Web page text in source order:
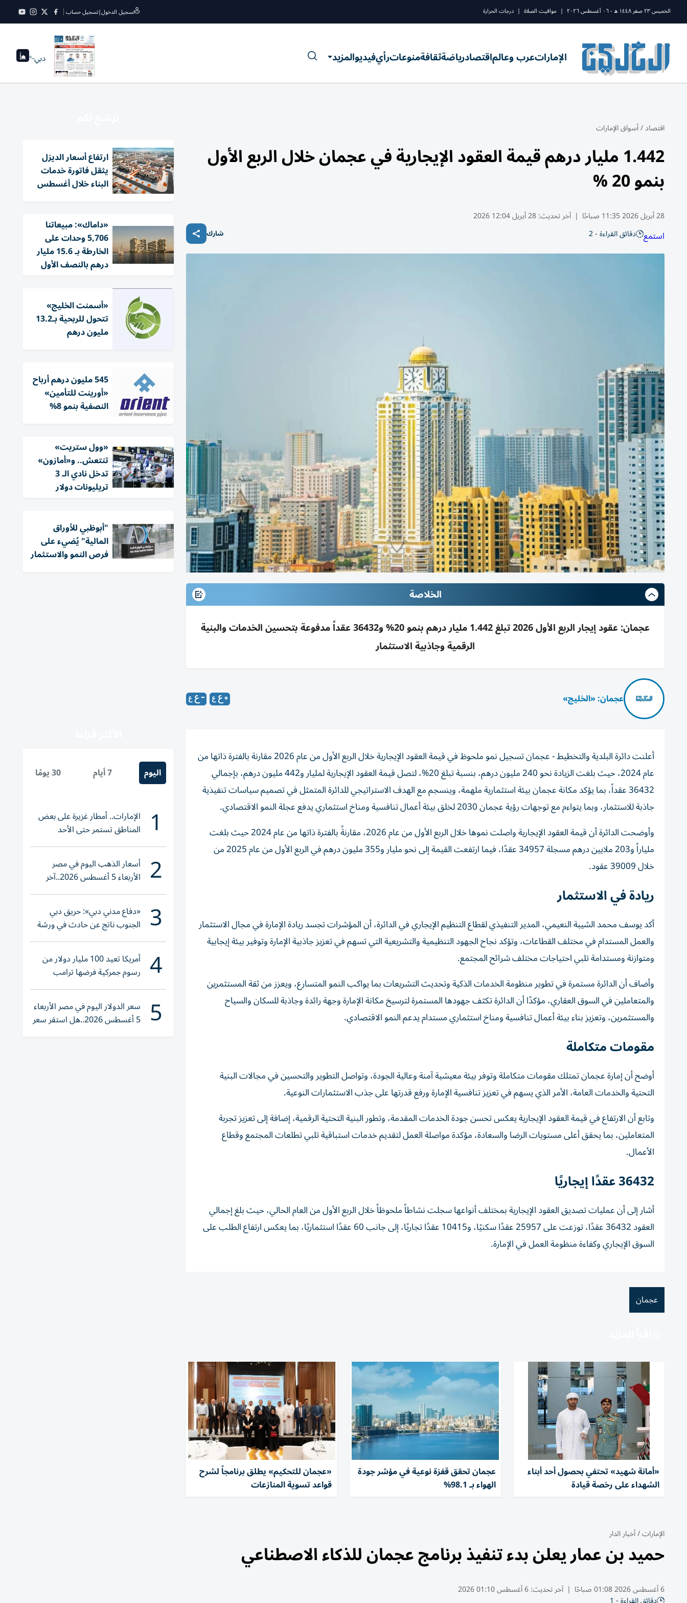
الخميس ٢٣ صفر ١٤٤٨ ه - ٠٦ أغسطس ٢٠٢٦ | مواقيت الصلاة | درجات الحرارة تسجيل الدخول|تسجيل حساب
الإماراتعرب وعالماقتصادرياضةثقافةمنوعاترأيفيديوالمزيد دبي--°
اقتصاد/أسواق الإمارات
1.442 مليار درهم قيمة العقود الإيجارية في عجمان خلال الربع الأول
بنمو 20 %
28 أبريل 2026 11:35 صباحًا | آخر تحديث:28 أبريل 12:04 2026
استمع دقائق القراءة - 2 شارك
الخلاصة
عجمان: عقود إيجار الربع الأول 2026 تبلغ 1.442 مليار درهم بنمو 20% و36432 عقداً مدفوعة بتحسين الخدمات والبنية
الرقمية وجاذبية الاستثمار
عجمان: «الخليج»
أعلنت دائرة البلدية والتخطيط - عجمان تسجيل نمو ملحوظ في قيمة العقود الإيجارية خلال الربع الأول من عام 2026 مقارنة بالفترة ذاتها من
عام 2024، حيث بلغت الزيادة نحو 240 مليون درهم، بنسبة تبلغ 20%، لتصل قيمة العقود الإيجارية لمليار و442 مليون درهم، بإجمالي
36432 عقداً، بما يؤكد مكانة عجمان بيئة استثمارية ملهمة، وينسجم مع الهدف الاستراتيجي للدائرة المتمثل في تصميم سياسات تنفيذية
جاذبة للاستثمار، وبما يتواءم مع توجهات رؤية عجمان 2030 لخلق بيئة أعمال تنافسية ومناخ استثماري يدفع عجلة النمو الاقتصادي.
وأوضحت الدائرة أن قيمة العقود الإيجارية واصلت نموها خلال الربع الأول من عام 2026، مقارنةً بالفترة ذاتها من عام 2024 حيث بلغت
ملياراً و203 ملايين درهم مسجلة 34957 عقدًا، فيما ارتفعت القيمة إلى نحو مليار و355 مليون درهم في الربع الأول من عام 2025 من
خلال 39009 عقود.
ريادة في الاستثمار
أكد يوسف محمد الشيبة النعيمي، المدير التنفيذي لقطاع التنظيم الإيجاري في الدائرة، أن المؤشرات تجسد ريادة الإمارة في مجال الاستثمار
والعمل المستدام في مختلف القطاعات، وتؤكد نجاح الجهود التنظيمية والتشريعية التي تسهم في تعزيز جاذبية الإمارة وتوفير بيئة إيجابية
ومتوازنة ومستدامة تلبي احتياجات مختلف شرائح المجتمع.
وأضاف أن الدائرة مستمرة في تطوير منظومة الخدمات الذكية وتحديث التشريعات بما يواكب النمو المتسارع، ويعزز من ثقة المستثمرين
والمتعاملين في السوق العقاري، مؤكدًا أن الدائرة تكثف جهودها المستمرة لترسيخ مكانة الإمارة وجهة رائدة وجاذبة للسكان والسياح
والمستثمرين، وتعزيز بناء بيئة أعمال تنافسية ومناخ استثماري مستدام يدعم النمو الاقتصادي.
مقومات متكاملة
أوضح أن إمارة عجمان تمتلك مقومات متكاملة وتوفر بيئة معيشية آمنة وعالية الجودة، وتواصل التطوير والتحسين في مجالات البنية
التحتية والخدمات العامة، الأمر الذي يسهم في تعزيز تنافسية الإمارة ورفع قدرتها على جذب الاستثمارات النوعية.
وتابع أن الارتفاع في قيمة العقود الإيجارية يعكس تحسن جودة الخدمات المقدمة، وتطور البنية التحتية الرقمية، إضافة إلى تعزيز تجربة
المتعاملين، بما يحقق أعلى مستويات الرضا والسعادة، مؤكدة مواصلة العمل لتقديم خدمات استباقية تلبي تطلعات المجتمع وقطاع
الأعمال.
36432 عقدًا إيجاريًا
أشار إلى أن عمليات تصديق العقود الإيجارية بمختلف أنواعها سجلت نشاطاً ملحوظاً خلال الربع الأول من العام الحالي، حيث بلغ إجمالي
العقود 36432 عقدًا، توزعت على 25957 عقدًا سكنيًا، و10415 عقدًا تجاريًا، إلى جانب 60 عقدًا استثماريًا، بما يعكس ارتفاع الطلب على
السوق الإيجاري وكفاءة منظومة العمل في الإمارة.
عجمان
«أمانة شهيد» تحتفي بحصول أحد أبناء
الشهداء على رخصة قيادة
عجمان تحقق قفزة نوعية في مؤشر جودة
الهواء بـ 98.1%
«عجمان للتحكيم» يطلق برنامجاً لشرح
قواعد تسوية المنازعات
الإمارات/أخبار الدار
حميد بن عمار يعلن بدء تنفيذ برنامج عجمان للذكاء الاصطناعي
6 أغسطس 2026 01:08 صباحًا | آخر تحديث:6 أغسطس 01:10 2026
ارتفاع أسعار الديزل
يثقل فاتورة خدمات
البناء خلال أغسطس
«داماك»: مبيعاتنا
5,706 وحدات على
الخارطة بـ 15.6 مليار
درهم بالنصف الأول
«أسمنت الخليج»
تتحول للربحية بـ13.2
مليون درهم
545 مليون درهم أرباح
«أورينت للتأمين»
النصفية بنمو 8%
«وول ستريت»
تنتعش.. و«أمازون»
تدخل نادي الـ 3
تريليونات دولار
"أبوظبي للأوراق
المالية" يُضيء على
فرص النمو والاستثمار
اليوم 7 أيام 30 يومًا
1 الإمارات.. أمطار غزيرة على بعض
المناطق تستمر حتى الأحد
2 أسعار الذهب اليوم في مصر
الأربعاء 5 أغسطس 2026..آخر
تحديث لعيار 21
3 «دفاع مدني دبي»: حريق دبي
الجنوب ناتج عن حادث في ورشة
ولا إصابات
4 أمريكا تعيد 100 مليار دولار من
رسوم جمركية فرضها ترامب
5 سعر الدولار اليوم في مصر الأربعاء
5 أغسطس 2026..هل استقر سعر